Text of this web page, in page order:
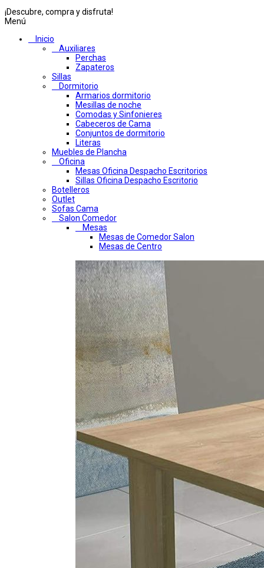
¡Descubre, compra y disfruta!
Menú
Inicio
Auxiliares
Perchas
Zapateros
Sillas
Dormitorio
Armarios dormitorio
Mesillas de noche
Comodas y Sinfonieres
Cabeceros de Cama
Conjuntos de dormitorio
Literas
Muebles de Plancha
Oficina
Mesas Oficina Despacho Escritorios
Sillas Oficina Despacho Escritorio
Botelleros
Outlet
Sofas Cama
Salon Comedor
Mesas
Mesas de Comedor Salon
Mesas de Centro